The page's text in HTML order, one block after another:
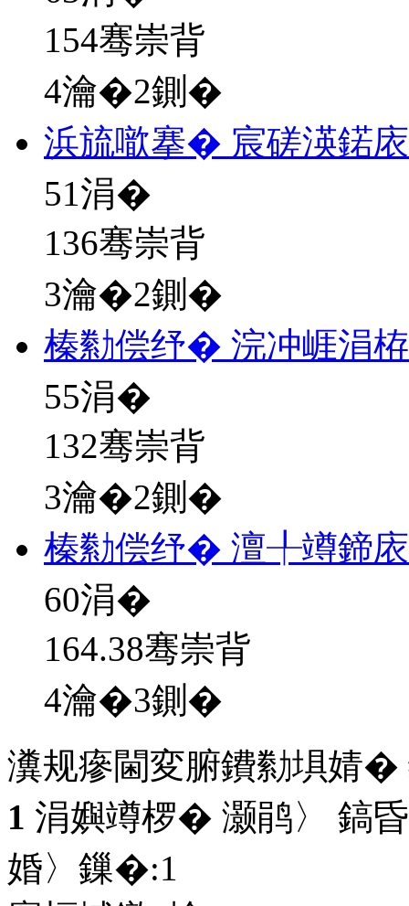
154骞崇背
4瀹�2鍘�
浜旈噷搴� 宸磋渶鍩
51涓�
136骞崇背
3瀹�2鍘�
榛勬偿纾� 浣冲崕涓
55涓�
132骞崇背
3瀹�2鍘�
榛勬偿纾� 澶╀竴鍗
60涓�
164.38骞崇背
4瀹�3鍘�
瀵规瘮閫変腑鐨勬埧婧�
1 涓嬩竴椤� 灏鹃〉 鎬
婚〉鏁�:1